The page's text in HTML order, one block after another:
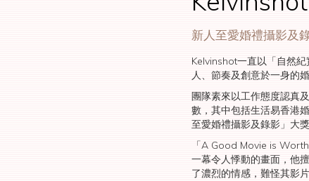
新人至愛婚禮攝影及
Kelvinshot一直以「自然
人、節奏及創意於一身的
團隊素來以工作態度認真
數，其中包括生活易香港
至愛婚禮攝影及錄影」大
「A Good Movie is
一幕令人悸動的畫面，他
了濃烈的情感，難怪其影